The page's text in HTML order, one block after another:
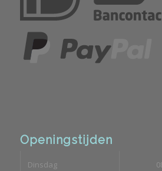
Openingstijden
Dinsdag